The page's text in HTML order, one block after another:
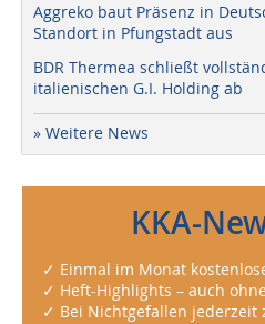
Aggreko baut Präsenz in
Standort in Pfungstadt aus
BDR Thermea schließt
italienischen G.I. Holding ab
» Weitere News
KKA-
✓ Einmal im Monat
✓ Heft-Highlights – auch
✓ Bei Nichtgefallen jederzeit